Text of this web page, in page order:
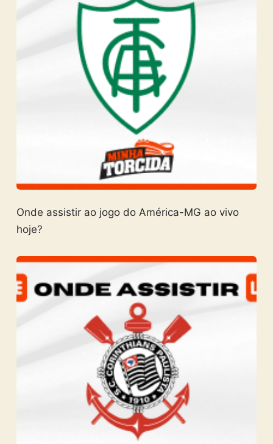
Onde assistir ao jogo do América-MG ao vivo
hoje?